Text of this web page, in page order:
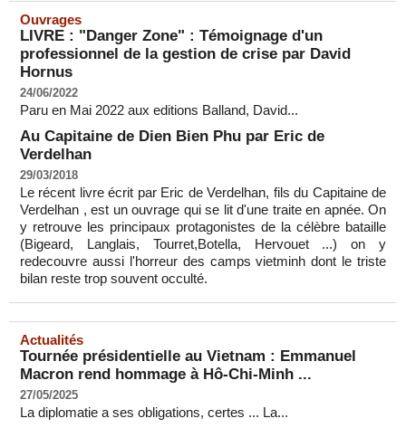
Ouvrages
LIVRE : "Danger Zone" : Témoignage d'un
professionnel de la gestion de crise par David
Hornus
24/06/2022
Paru en Mai 2022 aux editions Balland, David...
Au Capitaine de Dien Bien Phu par Eric de
Verdelhan
29/03/2018
Le récent livre écrit par Eric de Verdelhan, fils du Capitaine de
Verdelhan , est un ouvrage qui se lit d'une traite en apnée. On
y retrouve les principaux protagonistes de la célèbre bataille
(Bigeard, Langlais, Tourret,Botella, Hervouet ...) on y
redecouvre aussi l'horreur des camps vietminh dont le triste
bilan reste trop souvent occulté.
Actualités
Tournée présidentielle au Vietnam : Emmanuel
Macron rend hommage à Hô-Chi-Minh ...
27/05/2025
La diplomatie a ses obligations, certes ... La...